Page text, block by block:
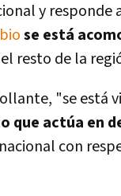
y responde
se está
resto de la
"se está
que actúa en
con